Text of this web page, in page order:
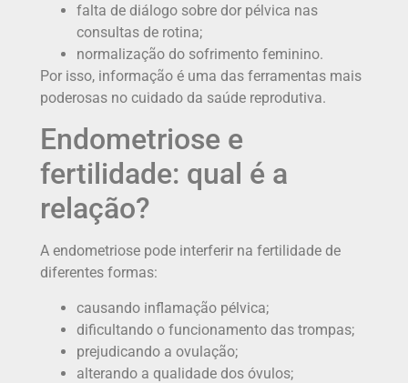
falta de diálogo sobre dor pélvica nas
consultas de rotina;
normalização do sofrimento feminino.
Por isso, informação é uma das ferramentas mais
poderosas no cuidado da saúde reprodutiva.
Endometriose e
fertilidade: qual é a
relação?
A endometriose pode interferir na fertilidade de
diferentes formas:
causando inflamação pélvica;
dificultando o funcionamento das trompas;
prejudicando a ovulação;
alterando a qualidade dos óvulos;